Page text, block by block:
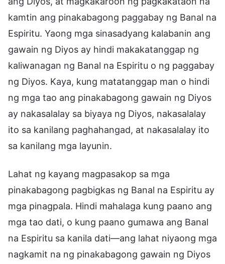
kamtin ang pinakabagong paggabay ng Banal na
Espiritu. Yaong mga sinasadyang kalabanin ang
gawain ng Diyos ay hindi makakatanggap ng
kaliwanagan ng Banal na Espiritu o ng paggabay
ng Diyos. Kaya, kung matatanggap man o hindi
ng mga tao ang pinakabagong gawain ng Diyos
ay nakasalalay sa biyaya ng Diyos, nakasalalay
ito sa kanilang paghahangad, at nakasalalay ito
sa kanilang mga layunin.
Lahat ng kayang magpasakop sa mga
pinakabagong pagbigkas ng Banal na Espiritu ay
mga pinagpala. Hindi mahalaga kung paano ang
mga tao dati, o kung paano gumawa ang Banal
na Espiritu sa kanila dati—ang lahat niyaong mga
nagkamit na ng pinakabagong gawain ng Diyos